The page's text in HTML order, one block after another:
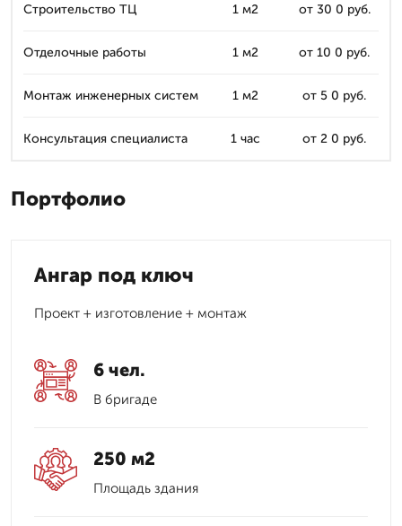
Строительство ТЦ 1 м2 от 30 0 руб.
Отделочные работы 1 м2 от 10 0 руб.
Монтаж инженерных систем 1 м2 от 5 0 руб.
Консультация специалиста 1 час от 2 0 руб.
Портфолио
Ангар под ключ
Проект + изготовление + монтаж
6 чел.
В бригаде
250 м2
Площадь здания